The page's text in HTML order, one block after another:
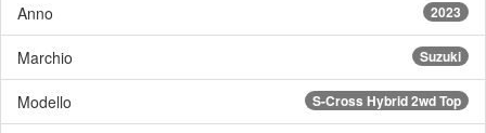
2023
Anno
Suzuki
Marchio
S-Cross Hybrid 2wd Top
Modello